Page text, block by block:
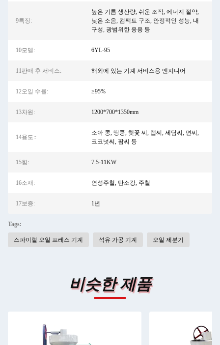
9특징:
높은 기름 생산량, 쉬운 조작, 에너지 절약,
낮은 소음, 컴팩트 구조, 안정적인 성능, 내
구성, 광범위한 응용 등
10모델: 6YL-95
11판매 후 서비스: 해외에 있는 기계 서비스용 엔지니어
12오일 수율: ≥95%
13차원: 1200*700*1350mm
14용도::
소아 콩, 땅콩, 햇꽃 씨, 랩씨, 세담씨, 면씨,
코코넛씨, 팜씨 등
15힘: 7.5-11KW
16소재: 연성주철, 탄소강, 주철
17보증: 1년
Tags:
스파이럴 오일 프레스 기계 석유 가공 기계 오일 제분기
비슷한 제품